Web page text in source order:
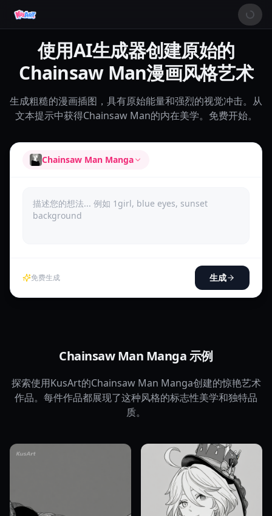
使用AI生成器创建原始的
Chainsaw Man漫画风格艺术
生成粗糙的漫画插图，具有原始能量和强烈的视觉冲击。从
文本提示中获得Chainsaw Man的内在美学。免费开始。
Chainsaw Man Manga
免费生成 生成
Chainsaw Man Manga 示例
探索使用KusArt的Chainsaw Man Manga创建的惊艳艺术
作品。每件作品都展现了这种风格的标志性美学和独特品
质。